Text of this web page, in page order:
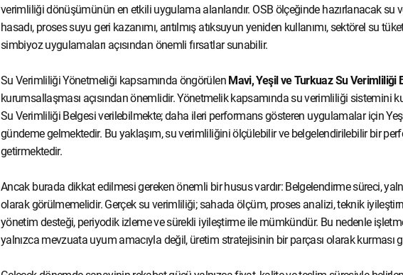
verimliliği dönüşümünün en etkili uygulama alanlarıdır. OSB ölçeğinde hazırlanacak su
hasadı, proses suyu geri kazanımı, arıtılmış atıksuyun yeniden kullanımı, sektörel su
simbiyoz uygulamaları açısından önemli fırsatlar sunabilir.
Su Verimliliği Yönetmeliği kapsamında öngörülen Mavi, Yeşil ve Turkuaz Su Verimliliği
kurumsallaşması açısından önemlidir. Yönetmelik kapsamında su verimliliği sistemini
Su Verimliliği Belgesi verilebilmekte; daha ileri performans gösteren uygulamalar için
gündeme gelmektedir. Bu yaklaşım, su verimliliğini ölçülebilir ve belgelendirilebilir bir
getirmektedir.
Ancak burada dikkat edilmesi gereken önemli bir husus vardır: Belgelendirme süreci,
olarak görülmemelidir. Gerçek su verimliliği; sahada ölçüm, proses analizi, teknik
yönetim desteği, periyodik izleme ve sürekli iyileştirme ile mümkündür. Bu nedenle
yalnızca mevzuata uyum amacıyla değil, üretim stratejisinin bir parçası olarak kurması